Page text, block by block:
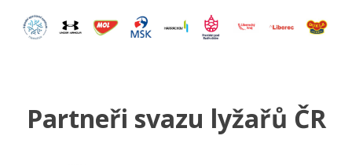
Partneři svazu lyžařů ČR